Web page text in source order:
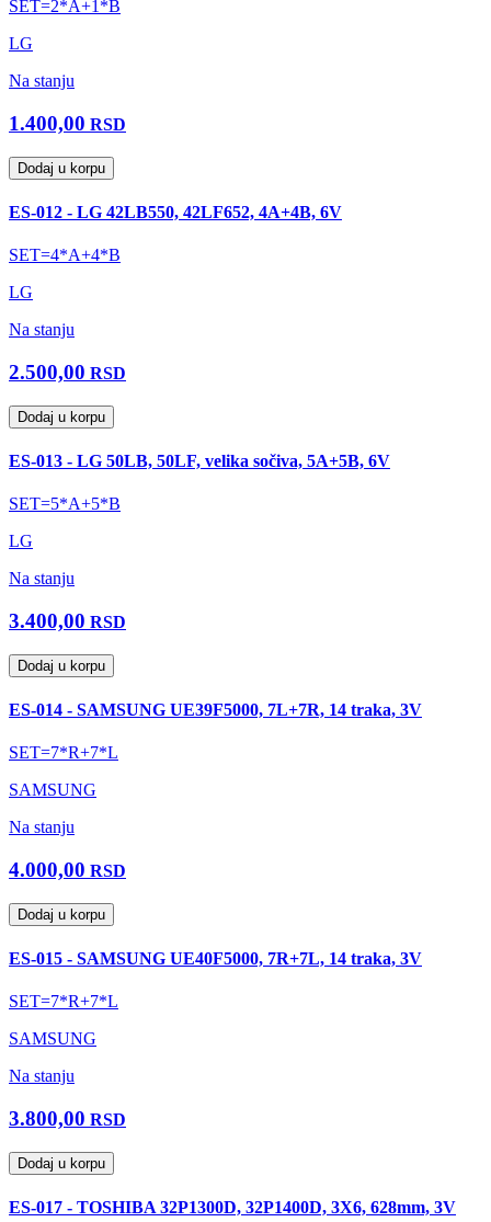
SET=2*A+1*B
LG
Na stanju
1.400,00 RSD
Dodaj u korpu
ES-012 - LG 42LB550, 42LF652, 4A+4B, 6V
SET=4*A+4*B
LG
Na stanju
2.500,00 RSD
Dodaj u korpu
ES-013 - LG 50LB, 50LF, velika sočiva, 5A+5B, 6V
SET=5*A+5*B
LG
Na stanju
3.400,00 RSD
Dodaj u korpu
ES-014 - SAMSUNG UE39F5000, 7L+7R, 14 traka, 3V
SET=7*R+7*L
SAMSUNG
Na stanju
4.000,00 RSD
Dodaj u korpu
ES-015 - SAMSUNG UE40F5000, 7R+7L, 14 traka, 3V
SET=7*R+7*L
SAMSUNG
Na stanju
3.800,00 RSD
Dodaj u korpu
ES-017 - TOSHIBA 32P1300D, 32P1400D, 3X6, 628mm, 3V